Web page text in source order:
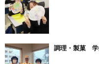
調理・製菓 学